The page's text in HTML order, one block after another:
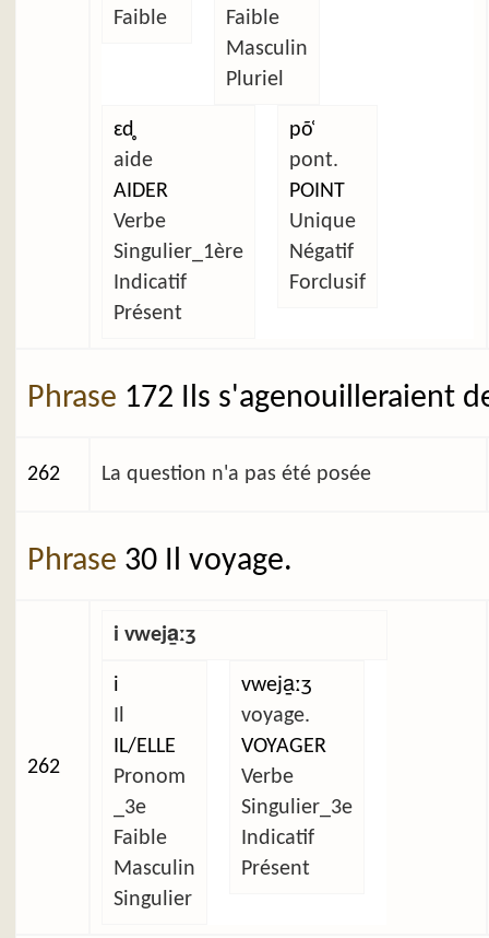
Faible
Faible
Masculin
Pluriel
ɛd̥
aide
AIDER
Verbe
Singulier_1ère
Indicatif
Présent
põ̜
pont.
POINT
Unique
Négatif
Forclusif
Phrase 172 Ils s'agenouilleraient
262 La question n'a pas été posée
Phrase 30 Il voyage.
262
i vweja̱ːʒ
i
IL/ELLE
Pronom
_3e
Faible
Masculin
Singulier
vweja̱ːʒ
voyage.
VOYAGER
Verbe
Singulier_3e
Indicatif
Présent